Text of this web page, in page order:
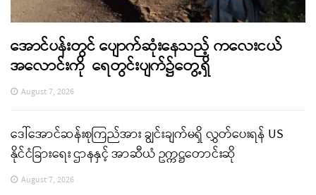
အောင်ပန်းတွင် ပျောက်ဆုံးနေသည့် ကလေးငယ်
အလောင်းကို ရေတွင်းပျက်၌တွေ့ရှိ
August 7, 2026
ဒေါ်အောင်ဆန်းစုကြည်အား ချွင်းချက်မရှိ လွှတ်ပေးရန် US
နိုင်ငံခြားရေး ဌာနနှင့် အာဆီယံ ဥက္ကဋ္ဌတောင်းဆို
August 7, 2026